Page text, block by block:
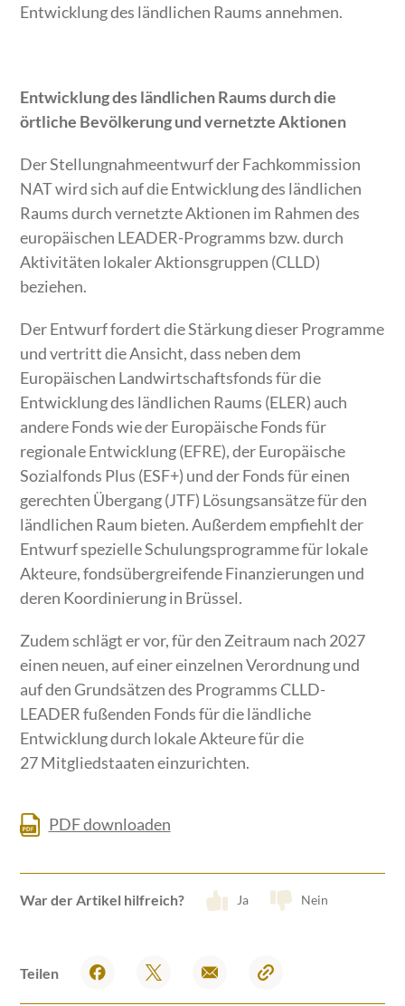
Entwicklung des ländlichen Raums annehmen.
Entwicklung des ländlichen Raums durch die
örtliche Bevölkerung und vernetzte Aktionen
Der Stellungnahmeentwurf der Fachkommission
NAT wird sich auf die Entwicklung des ländlichen
Raums durch vernetzte Aktionen im Rahmen des
europäischen LEADER-Programms bzw. durch
Aktivitäten lokaler Aktionsgruppen (CLLD)
beziehen.
Der Entwurf fordert die Stärkung dieser Programme
und vertritt die Ansicht, dass neben dem
Europäischen Landwirtschaftsfonds für die
Entwicklung des ländlichen Raums (ELER) auch
andere Fonds wie der Europäische Fonds für
regionale Entwicklung (EFRE), der Europäische
Sozialfonds Plus (ESF+) und der Fonds für einen
gerechten Übergang (JTF) Lösungsansätze für den
ländlichen Raum bieten. Außerdem empfiehlt der
Entwurf spezielle Schulungsprogramme für lokale
Akteure, fondsübergreifende Finanzierungen und
deren Koordinierung in Brüssel.
Zudem schlägt er vor, für den Zeitraum nach 2027
einen neuen, auf einer einzelnen Verordnung und
auf den Grundsätzen des Programms CLLD-
LEADER fußenden Fonds für die ländliche
Entwicklung durch lokale Akteure für die
27 Mitgliedstaaten einzurichten.
PDF downloaden
War der Artikel hilfreich? Ja Nein
Teilen